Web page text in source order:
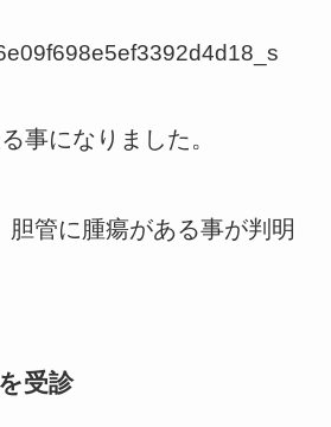
事になりました。
胆管に腫瘍がある事が判明
受診